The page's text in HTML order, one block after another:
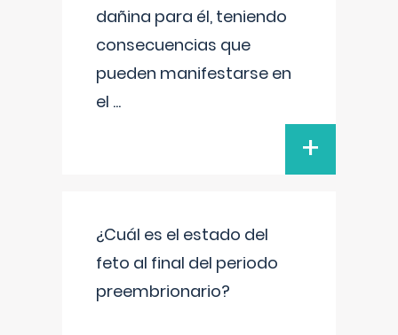
dañina para él, teniendo
consecuencias que
pueden manifestarse en
el ...
+
¿Cuál es el estado del
feto al final del periodo
preembrionario?